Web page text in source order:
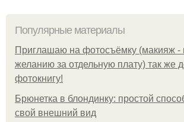
Популярные материалы
Приглашаю на фотосъёмку (макияж -
желанию за отдельную плату) так же
фотокнигу!
Брюнетка в блондинку: простой
свой внешний вид